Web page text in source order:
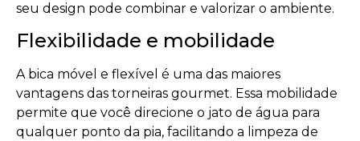
seu design pode combinar e valorizar o ambiente.
Flexibilidade e mobilidade
A bica móvel e flexível é uma das maiores
vantagens das torneiras gourmet. Essa mobilidade
permite que você direcione o jato de água para
qualquer ponto da pia, facilitando a limpeza de